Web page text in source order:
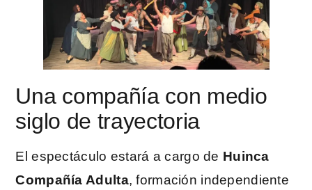
Una compañía con medio
siglo de trayectoria
El espectáculo estará a cargo de Huinca
Compañía Adulta, formación independiente